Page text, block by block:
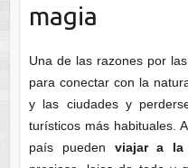
magia
Una de las razones por
para conectar con la
y las ciudades y
turísticos más habituales.
país pueden viajar a la